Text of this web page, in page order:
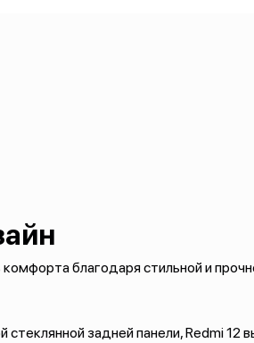
благодаря стильной и
задней панели, Redmi 12